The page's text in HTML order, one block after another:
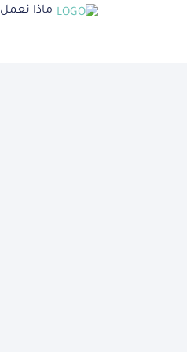
ماذا نعمل